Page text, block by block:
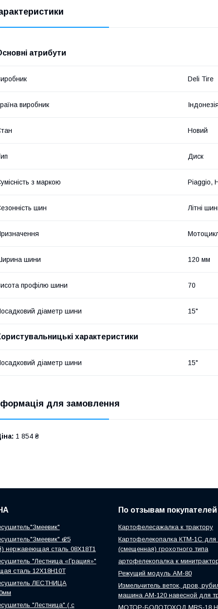
атрибути
Deli Tire
виробник
Новий
Диск
з маркою Piaggio,
шин Літні
шини 120 мм
профілю шини 70
діаметр шини 15"
характеристики
діаметр шини 15"
для замовлення
1 854 ₴
ө 25
нержавеющая сталь 08Х18Т1
"Лестница «Грация»"
сталь 12Х18Н10Т
ЛЕСТНИЦА
"Лестница" ( с
По отзывам покупателей
Картофелесажалка к трактору
Картофелекопалка КТМ-1С для
(смещенная) грохотного типа
артофелекопалка к
Режущий модуль АМ-80
Измельчитель веток, дров,
машина АМ-120 навесной для
МОТОР-БОЛОТОХОД MRS-18